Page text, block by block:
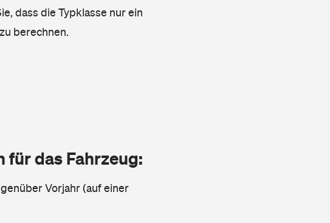
dass die Typklasse nur ein
berechnen.
für das Fahrzeug:
Vorjahr (auf einer